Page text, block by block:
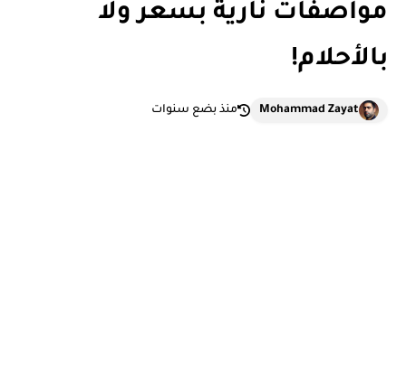
مواصفات نارية بسعر ولا
بالأحلام!
Mohammad Zayat منذ بضع سنوات